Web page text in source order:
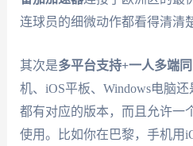
连球员的细微动作都看得清清
其次是多平台支持+一人多端同
机、iOS平板、Windows电脑还
都有对应的版本，而且允许一
使用。比如你在巴黎，手机用